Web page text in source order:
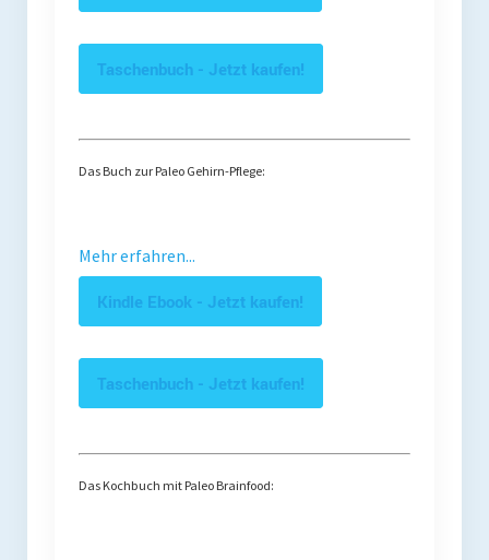
Taschenbuch - Jetzt kaufen!
Das Buch zur Paleo Gehirn-Pflege:
Mehr erfahren...
Kindle Ebook - Jetzt kaufen!
Taschenbuch - Jetzt kaufen!
Das Kochbuch mit Paleo Brainfood: